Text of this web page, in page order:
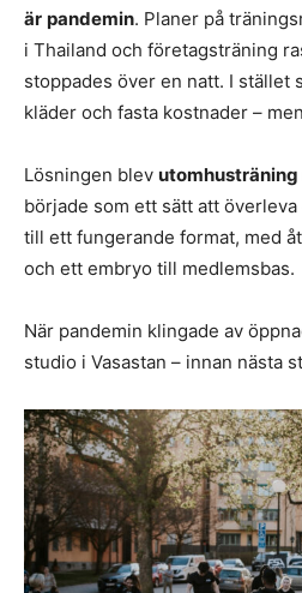
är pandemin. Planer på
i Thailand och företagsträning
stoppades över en natt. I stället
kläder och fasta kostnader –
Lösningen blev utomhusträning
började som ett sätt att
till ett fungerande format, med
och ett embryo till medlemsbas.
När pandemin klingade av
studio i Vasastan – innan nästa